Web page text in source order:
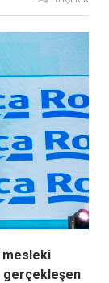
mesleki
gerçekleşen